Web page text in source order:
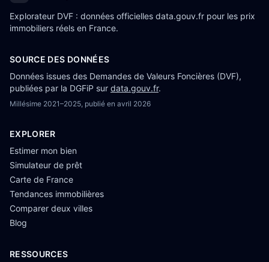
Explorateur DVF : données officielles data.gouv.fr pour les prix
immobiliers réels en France.
SOURCE DES DONNÉES
Données issues des Demandes de Valeurs Foncières (DVF),
publiées par la DGFiP sur data.gouv.fr.
Millésime 2021–2025, publié en avril 2026
EXPLORER
Estimer mon bien
Simulateur de prêt
Carte de France
Tendances immobilières
Comparer deux villes
Blog
RESSOURCES